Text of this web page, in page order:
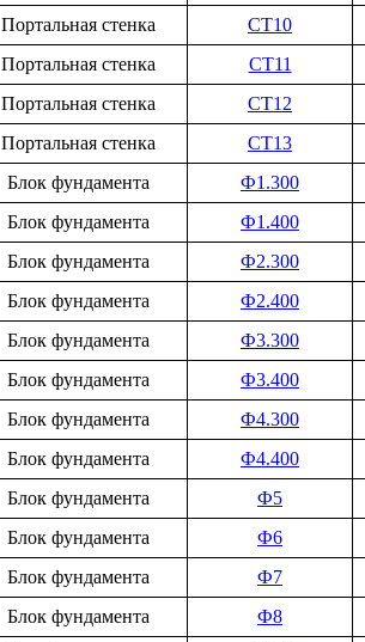
Портальная стенка
СТ10
Портальная стенка
СТ11
Портальная стенка
СТ12
Портальная стенка
СТ13
Блок фундамента
Ф1.300
Блок фундамента
Ф1.400
Блок фундамента
Ф2.300
Блок фундамента
Ф2.400
Блок фундамента
Ф3.300
Блок фундамента
Ф3.400
Блок фундамента
Ф4.300
Блок фундамента
Ф4.400
Блок фундамента
Ф5
Блок фундамента
Ф6
Блок фундамента
Ф7
Блок фундамента
Ф8